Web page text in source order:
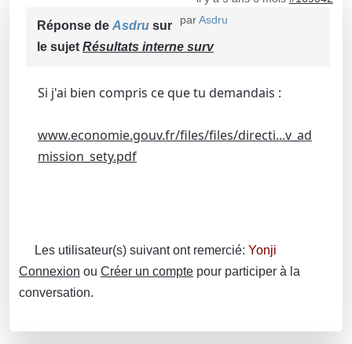
parAsdru
Réponse de Asdru sur
le sujet Résultats interne surv
Si j'ai bien compris ce que tu demandais :
www.economie.gouv.fr/files/files/directi...v_ad
mission_sety.pdf
Les utilisateur(s) suivant ont remercié: Yonji
Connexion ou Créer un compte pour participer à la
conversation.